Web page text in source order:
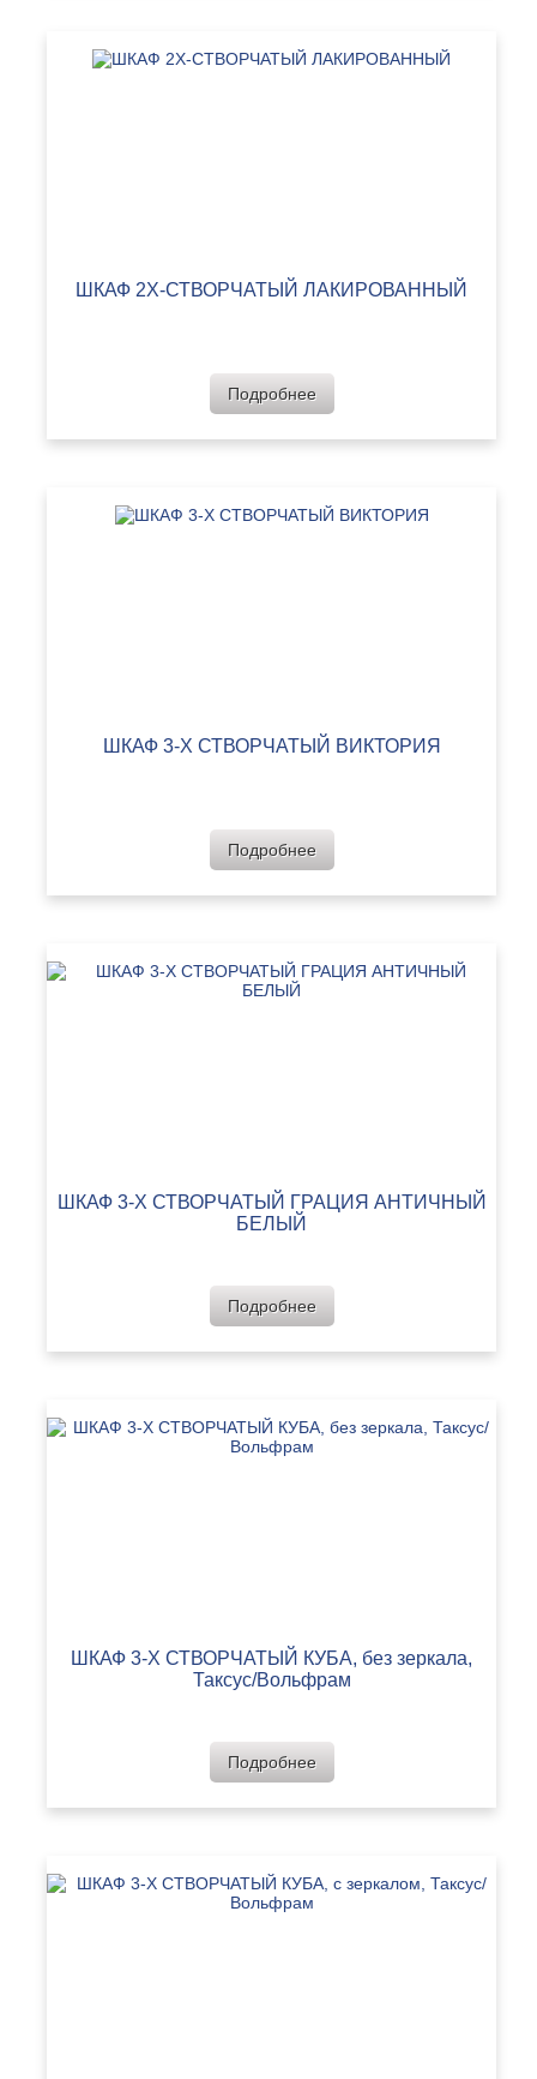
ШКАФ 2Х-СТВОРЧАТЫЙ ЛАКИРОВАННЫЙ
Подробнее
ШКАФ 3-Х СТВОРЧАТЫЙ ВИКТОРИЯ
Подробнее
ШКАФ 3-Х СТВОРЧАТЫЙ ГРАЦИЯ АНТИЧНЫЙ
БЕЛЫЙ
Подробнее
ШКАФ 3-Х СТВОРЧАТЫЙ КУБА, без зеркала,
Таксус/Вольфрам
Подробнее